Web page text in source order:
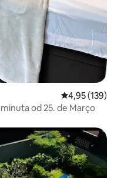
Prosječna
4,95 (139)
od 25. de Março
„Odabrali gosti”